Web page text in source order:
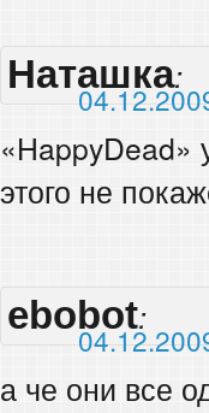
Наташка:
«HappyDead»
этого не
ebobot:
а че они все